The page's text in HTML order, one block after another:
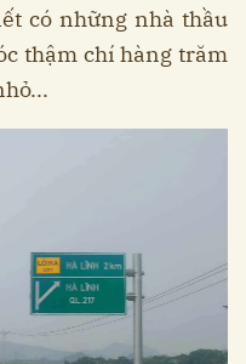
có những nhà thầu
thậm chí hàng trăm